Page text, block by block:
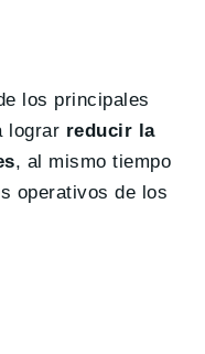
los principales
lograr reducir la
, al mismo tiempo
operativos de los